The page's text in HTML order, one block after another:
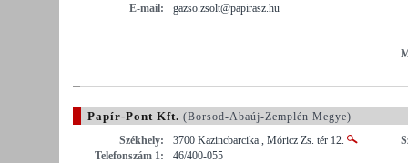
E-mail:
gazso.zsolt@papirasz.hu
Papír-Pont Kft. (Borsod-Abaúj-Zemplén Megye)
Székhely:
3700 Kazincbarcika , Móricz Zs. tér 12.
Telefonszám 1:
46/400-055